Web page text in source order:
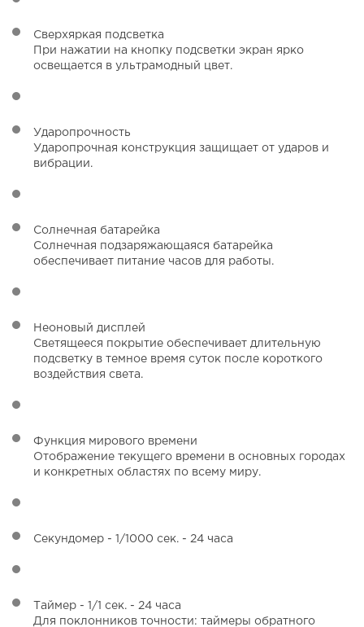
Сверхяркая подсветка
При нажатии на кнопку подсветки экран ярко
освещается в ультрамодный цвет.
Ударопрочность
Ударопрочная конструкция защищает от ударов и
вибрации.
Солнечная батарейка
Солнечная подзаряжающаяся батарейка
обеспечивает питание часов для работы.
Неоновый дисплей
Светящееся покрытие обеспечивает длительную
подсветку в темное время суток после короткого
воздействия света.
Функция мирового времени
Отображение текущего времени в основных городах
и конкретных областях по всему миру.
Секундомер - 1/1000 сек. - 24 часа
Таймер - 1/1 сек. - 24 часа
Для поклонников точности: таймеры обратного